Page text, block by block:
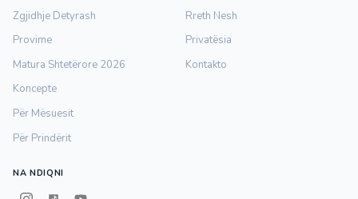
Zgjidhje Detyrash
Provime
Matura Shtetërore 2026
Koncepte
Për Mësuesit
Për Prindërit
Rreth Nesh
Privatësia
Kontakto
NA NDIQNI